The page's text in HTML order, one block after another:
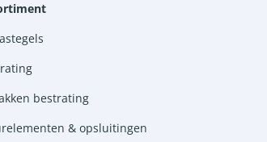
bestrating
& opsluitingen